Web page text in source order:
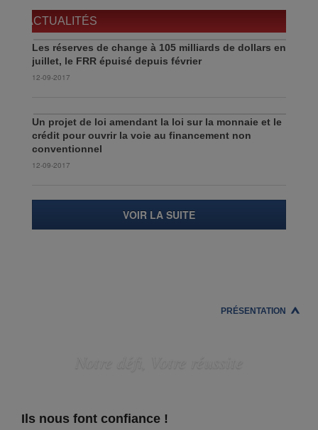
ACTUALITÉS
Les réserves de change à 105 milliards de dollars en
juillet, le FRR épuisé depuis février
12-09-2017
Un projet de loi amendant la loi sur la monnaie et le
crédit pour ouvrir la voie au financement non
conventionnel
12-09-2017
VOIR LA SUITE
PRÉSENTATION
Ils nous font confiance !